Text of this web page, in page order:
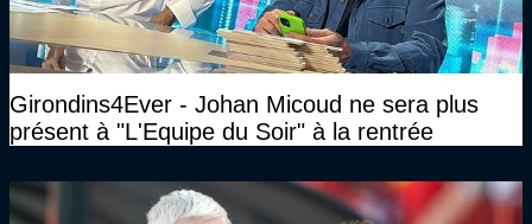
Girondins4Ever - Johan Micoud ne sera plus
présent à "L'Equipe du Soir" à la rentrée